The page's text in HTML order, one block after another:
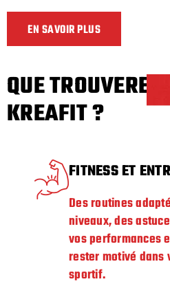
EN SAVOIR PLUS
QUE
KREAFIT ?
FITNESS ET
Des routines
niveaux, des
vos performances
rester motivé dans
sportif.